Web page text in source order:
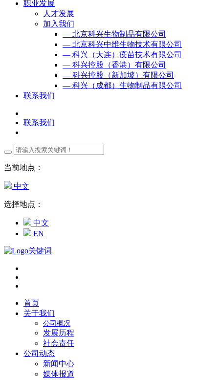
职业发展
人才发展
加入我们
— 北京科兴生物制品有限公司
— 北京科兴中维生物技术有限公司
— 科兴（大连）疫苗技术有限公司
— 科兴控股（香港）有限公司
— 科兴控股（新加坡）有限公司
— 科兴（成都）生物制品有限公司
联系我们
联系我们
当前地点：
中文
选择地点：
中文
EN
首页
关于我们
公司概况
发展历程
社会责任
公司动态
新闻中心
媒体报道